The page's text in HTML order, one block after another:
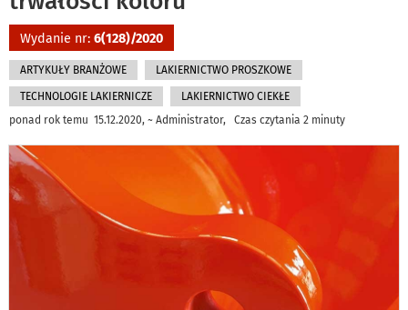
Wydanie nr: 6(128)/2020
ARTYKUŁY BRANŻOWE LAKIERNICTWO PROSZKOWE
TECHNOLOGIE LAKIERNICZE
LAKIERNICTWO CIEKŁE
ponad rok temu 15.12.2020, ~ Administrator, Czas czytania 2 minuty